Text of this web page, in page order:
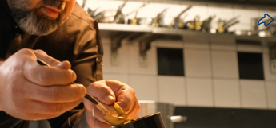
hvězdou užíral, přiznává šéfkuchař
patří k pilířům tuzemského fine
jako sportovní výzvu. V rozhovoru